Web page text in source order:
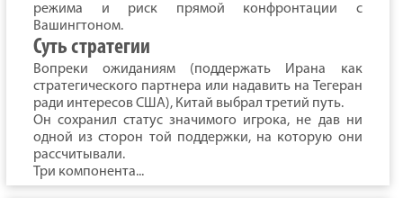
режима и риск прямой конфронтации с
Вашингтоном.
Суть стратегии
Вопреки ожиданиям (поддержать Ирана как
стратегического партнера или надавить на Тегеран
ради интересов США), Китай выбрал третий путь.
Он сохранил статус значимого игрока, не дав ни
одной из сторон той поддержки, на которую они
рассчитывали.
Три компонента...